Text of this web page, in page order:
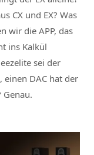
CX und EX? Was
wir die APP, das
ins Kalkül
sei der
einen DAC hat der